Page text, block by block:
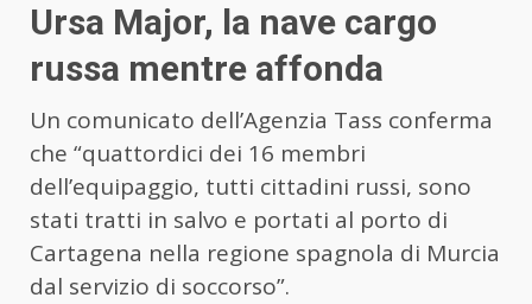
Ursa Major, la nave cargo
russa mentre affonda
Un comunicato dell’Agenzia Tass conferma
che “quattordici dei 16 membri
dell’equipaggio, tutti cittadini russi, sono
stati tratti in salvo e portati al porto di
Cartagena nella regione spagnola di Murcia
dal servizio di soccorso”.